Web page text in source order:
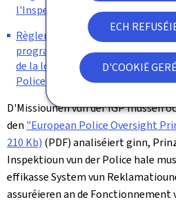
ECH
D'COOKIË
l'Inspection générale de la Police.
Règlement grand-ducal du 17
programme et la procédure de
de la loi du 18 juillet 2018 sur
Police.
D'Missiounen vun der IGP mussen
den "European Police Oversight
210 Kb) (PDF) analiséiert ginn,
Inspektioun vun der Police hale
effikasse System vun
assuréieren an de Fonctionnement